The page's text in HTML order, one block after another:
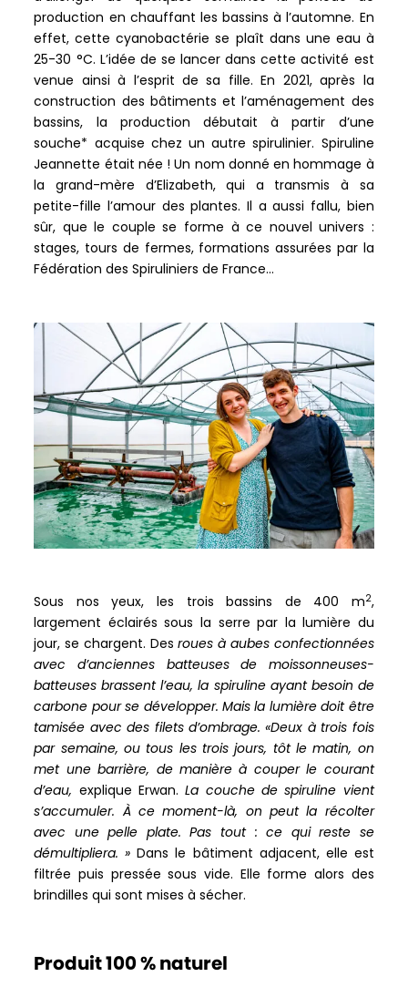
production en chauffant les bassins à l’automne. En
effet, cette cyanobactérie se plaît dans une eau à
25-30 °C. L’idée de se lancer dans cette activité est
venue ainsi à l’esprit de sa fille. En 2021, après la
construction des bâtiments et l’aménagement des
bassins, la production débutait à partir d’une
souche* acquise chez un autre spirulinier. Spiruline
Jeannette était née ! Un nom donné en hommage à
la grand-mère d’Elizabeth, qui a transmis à sa
petite-fille l’amour des plantes. Il a aussi fallu, bien
sûr, que le couple se forme à ce nouvel univers :
stages, tours de fermes, formations assurées par la
Fédération des Spiruliniers de France…
Sous nos yeux, les trois bassins de 400 m2,
largement éclairés sous la serre par la lumière du
jour, se chargent. Desroues à aubes confectionnées
avec d’anciennes batteuses de moissonneuses-
batteuses brassent l’eau, la spiruline ayant besoin de
carbone pour se développer. Mais la lumière doit être
tamisée avec des filets d’ombrage.«Deux à trois fois
par semaine, ou tous les trois jours, tôt le matin, on
met une barrière, de manière à couper le courant
d’eau, explique Erwan.La couche de spiruline vient
s’accumuler. À ce moment-là, on peut la récolter
avec une pelle plate. Pas tout : ce qui reste se
démultipliera. » Dans le bâtiment adjacent, elle est
filtrée puis pressée sous vide. Elle forme alors des
brindilles qui sont mises à sécher.
Produit 100 % naturel